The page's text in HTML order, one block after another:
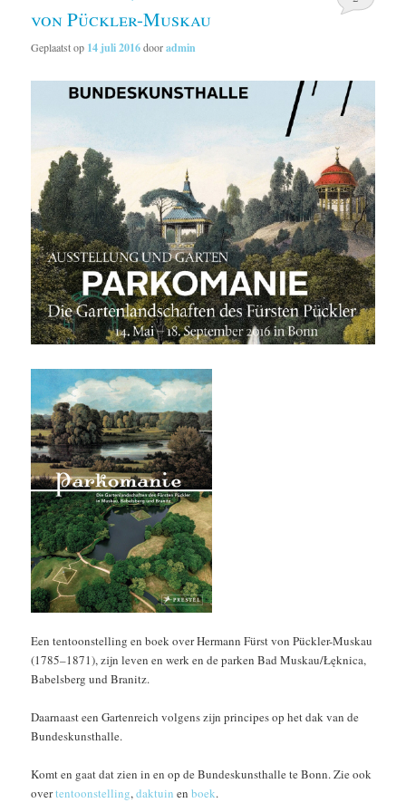
von Pückler-Muskau
Geplaatst op 14 juli 2016dooradmin
Een tentoonstelling en boek over Hermann Fürst von Pückler-Muskau
(1785–1871), zijn leven en werk en de parken Bad Muskau/Łęknica,
Babelsberg und Branitz.
Daarnaast een Gartenreich volgens zijn principes op het dak van de
Bundeskunsthalle.
Komt en gaat dat zien in en op de Bundeskunsthalle te Bonn. Zie ook
overtentoonstelling,daktuin enboek.